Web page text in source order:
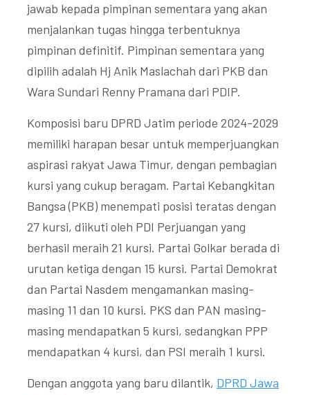
jawab kepada pimpinan sementara yang akan
menjalankan tugas hingga terbentuknya
pimpinan definitif. Pimpinan sementara yang
dipilih adalah Hj Anik Maslachah dari PKB dan
Wara Sundari Renny Pramana dari PDIP.
Komposisi baru DPRD Jatim periode 2024-2029
memiliki harapan besar untuk memperjuangkan
aspirasi rakyat Jawa Timur, dengan pembagian
kursi yang cukup beragam. Partai Kebangkitan
Bangsa (PKB) menempati posisi teratas dengan
27 kursi, diikuti oleh PDI Perjuangan yang
berhasil meraih 21 kursi. Partai Golkar berada di
urutan ketiga dengan 15 kursi. Partai Demokrat
dan Partai Nasdem mengamankan masing-
masing 11 dan 10 kursi. PKS dan PAN masing-
masing mendapatkan 5 kursi, sedangkan PPP
mendapatkan 4 kursi, dan PSI meraih 1 kursi.
Dengan anggota yang baru dilantik, DPRD Jawa